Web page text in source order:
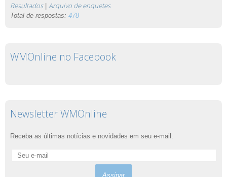
Resultados| Arquivo de enquetes
Total de respostas: 478
WMOnline no Facebook
Newsletter WMOnline
Receba as últimas notícias e novidades em seu e-mail.